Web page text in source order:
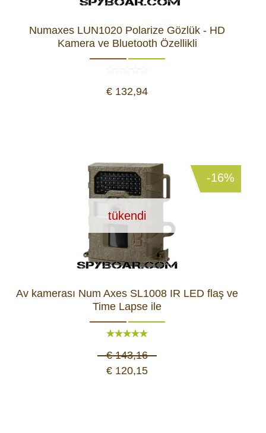
Numaxes LUN1020 Polarize Gözlük - HD
Kamera ve Bluetooth Özellikli
€ 132,94
-16%
tükendi
Av kamerası Num Axes SL1008 IR LED flaş ve
Time Lapse ile
€ 143,16
€ 120,15